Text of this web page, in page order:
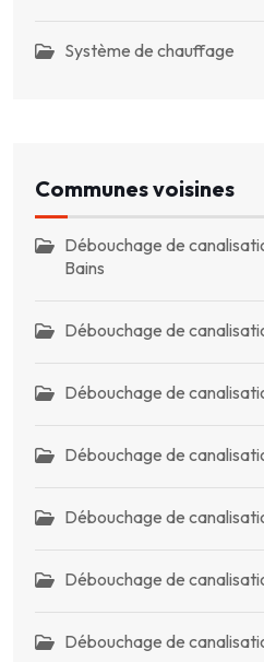
Système de chauffage
Communes voisines
Débouchage de
Bains
Débouchage de
Débouchage de
Débouchage de
Débouchage de
Débouchage de
Débouchage de